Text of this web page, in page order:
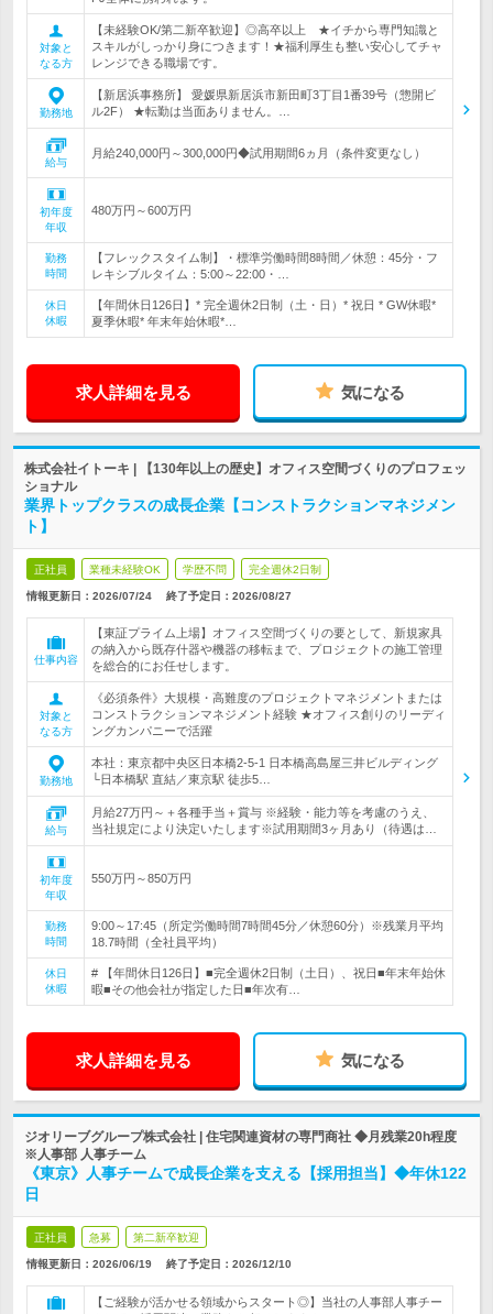
対象と
なる方
【未経験OK/第二新卒歓迎】◎高卒以上 ★イチから専門知識と
スキルがしっかり身につきます！★福利厚生も整い安心してチャ
レンジできる職場です。
勤務地
【新居浜事務所】 愛媛県新居浜市新田町3丁目1番39号（惣開ビ
ル2F） ★転勤は当面ありません。…
給与
月給240,000円～300,000円◆試用期間6ヵ月（条件変更なし）
初年度
年収
480万円～600万円
勤務
時間
【フレックスタイム制】・標準労働時間8時間／休憩：45分・フ
レキシブルタイム：5:00～22:00・…
休日
休暇
【年間休日126日】* 完全週休2日制（土・日）* 祝日 * GW休暇*
夏季休暇* 年末年始休暇*…
求人詳細を見る 気になる
株式会社イトーキ | 【130年以上の歴史】オフィス空間づくりのプロフェッ
ショナル
業界トップクラスの成長企業【コンストラクションマネジメン
ト】
正社員 業種未経験OK 学歴不問 完全週休2日制
情報更新日：2026/07/24 終了予定日： 2026/08/27
仕事内容
【東証プライム上場】オフィス空間づくりの要として、新規家具
の納入から既存什器や機器の移転まで、プロジェクトの施工管理
を総合的にお任せします。
対象と
なる方
《必須条件》大規模・高難度のプロジェクトマネジメントまたは
コンストラクションマネジメント経験 ★オフィス創りのリーディ
ングカンパニーで活躍
勤務地
本社：東京都中央区日本橋2-5-1 日本橋高島屋三井ビルディング
└日本橋駅 直結／東京駅 徒歩5…
給与
月給27万円～＋各種手当＋賞与 ※経験・能力等を考慮のうえ、
当社規定により決定いたします※試用期間3ヶ月あり（待遇は…
初年度
年収
550万円～850万円
勤務
時間
9:00～17:45（所定労働時間7時間45分／休憩60分）※残業月平均
18.7時間（全社員平均）
休日
休暇
# 【年間休日126日】■完全週休2日制（土日）、祝日■年末年始休
暇■その他会社が指定した日■年次有…
求人詳細を見る 気になる
ジオリーブグループ株式会社 | 住宅関連資材の専門商社 ◆月残業20h程度
※人事部 人事チーム
《東京》人事チームで成長企業を支える【採用担当】◆年休122
日
正社員 急募 第二新卒歓迎
情報更新日：2026/06/19 終了予定日： 2026/12/10
【ご経験が活かせる領域からスタート◎】当社の人事部人事チー